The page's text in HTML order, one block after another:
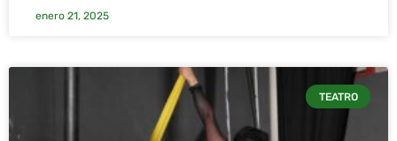
enero 21, 2025
TEATRO